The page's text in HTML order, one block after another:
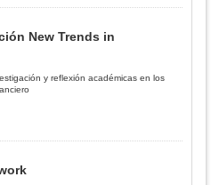
New Trends in
y reflexión académicas en los